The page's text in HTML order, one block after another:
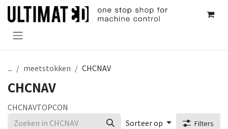
Overslaan naar inhoud
... meetstokken CHCNAV
CHCNAV
CHCNAVTOPCON
Sorteer op
Filters